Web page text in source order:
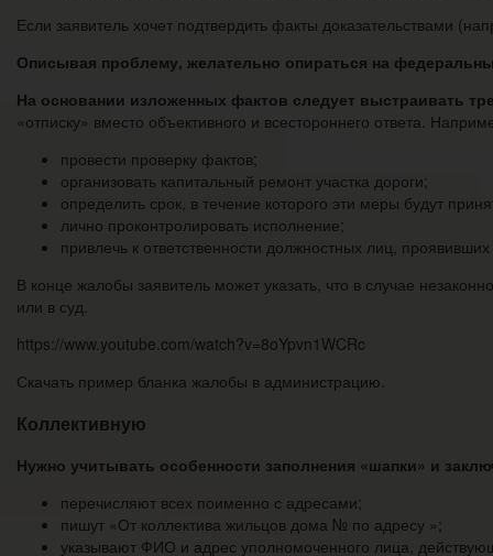
Если заявитель хочет подтвердить факты доказательствами
Описывая проблему, желательно опираться на
На основании изложенных фактов следует выстраивать
«отписку» вместо объективного и всестороннего ответа.
провести проверку фактов;
организовать капитальный ремонт участка дороги;
определить срок, в течение которого эти меры будут
лично проконтролировать исполнение;
привлечь к ответственности должностных лиц,
В конце жалобы заявитель может указать, что в случае
или в суд.
https://www.youtube.com/watch?v=8oYpvn1WCRc
Скачать пример бланка жалобы в администрацию.
Коллективную
Нужно учитывать особенности заполнения «шапки» и
перечисляют всех поименно с адресами;
пишут «От коллектива жильцов дома № по адресу »;
указывают ФИО и адрес уполномоченного лица,